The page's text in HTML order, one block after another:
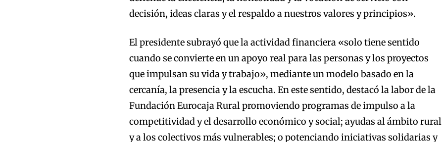
decisión, ideas claras y el respaldo a nuestros valores y principios».
El presidente subrayó que la actividad financiera «solo tiene sentido
cuando se convierte en un apoyo real para las personas y los proyectos
que impulsan su vida y trabajo», mediante un modelo basado en la
cercanía, la presencia y la escucha. En este sentido, destacó la labor de la
Fundación Eurocaja Rural promoviendo programas de impulso a la
competitividad y el desarrollo económico y social; ayudas al ámbito rural
y a los colectivos más vulnerables; o potenciando iniciativas solidarias y